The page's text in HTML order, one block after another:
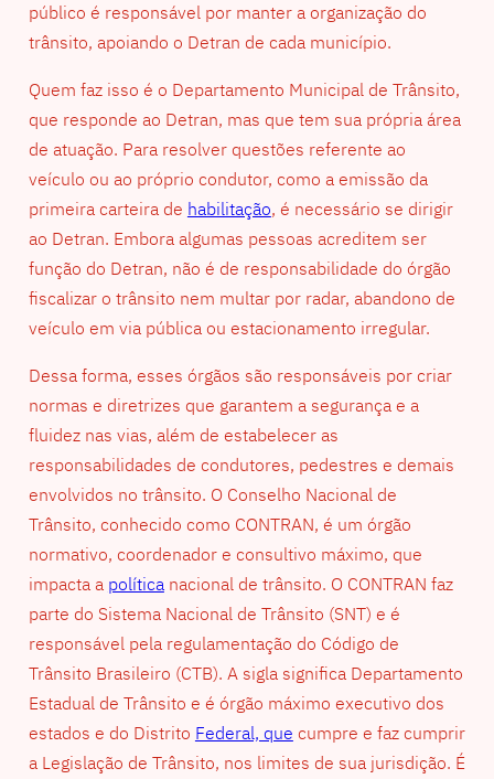
público é responsável por manter a organização do
trânsito, apoiando o Detran de cada município.
Quem faz isso é o Departamento Municipal de Trânsito,
que responde ao Detran, mas que tem sua própria área
de atuação. Para resolver questões referente ao
veículo ou ao próprio condutor, como a emissão da
primeira carteira de habilitação, é necessário se dirigir
ao Detran. Embora algumas pessoas acreditem ser
função do Detran, não é de responsabilidade do órgão
fiscalizar o trânsito nem multar por radar, abandono de
veículo em via pública ou estacionamento irregular.
Dessa forma, esses órgãos são responsáveis por criar
normas e diretrizes que garantem a segurança e a
fluidez nas vias, além de estabelecer as
responsabilidades de condutores, pedestres e demais
envolvidos no trânsito. O Conselho Nacional de
Trânsito, conhecido como CONTRAN, é um órgão
normativo, coordenador e consultivo máximo, que
impacta a políticanacional de trânsito. O CONTRAN faz
parte do Sistema Nacional de Trânsito (SNT) e é
responsável pela regulamentação do Código de
Trânsito Brasileiro (CTB). A sigla significa Departamento
Estadual de Trânsito e é órgão máximo executivo dos
estados e do Distrito Federal, que cumpre e faz cumprir
a Legislação de Trânsito, nos limites de sua jurisdição. É